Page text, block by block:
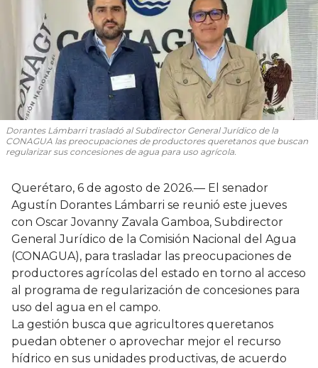
Dorantes Lámbarri trasladó al Subdirector General Jurídico de la
CONAGUA las preocupaciones de productores queretanos que buscan
regularizar sus concesiones de agua para uso agrícola.
Querétaro, 6 de agosto de 2026.— El senador
Agustín Dorantes Lámbarri se reunió este jueves
con Oscar Jovanny Zavala Gamboa, Subdirector
General Jurídico de la Comisión Nacional del Agua
(CONAGUA), para trasladar las preocupaciones de
productores agrícolas del estado en torno al acceso
al programa de regularización de concesiones para
uso del agua en el campo.
La gestión busca que agricultores queretanos
puedan obtener o aprovechar mejor el recurso
hídrico en sus unidades productivas, de acuerdo